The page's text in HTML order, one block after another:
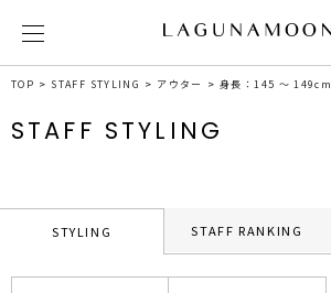
TOP STAFF STYLING アウター 身長：145 ～ 149cm
STAFF STYLING
STYLING STAFF RANKING